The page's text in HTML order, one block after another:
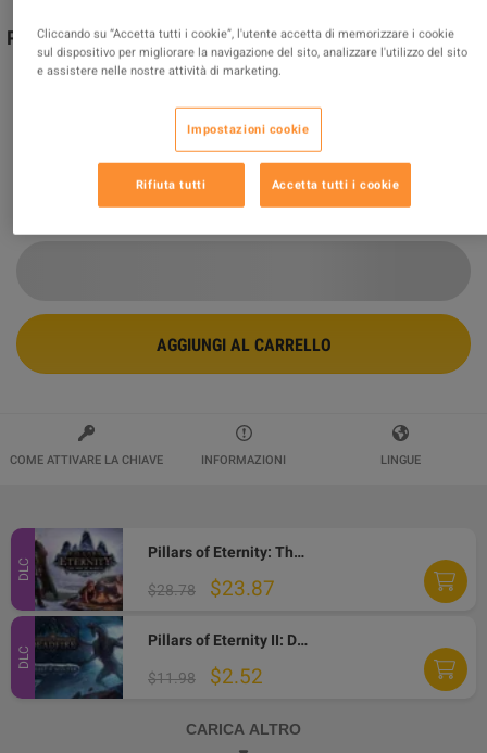
Pillars of Eternity II: Deadfire - Explorer's Pack DLC PC
Steam CD Key
delle valutazioni in 413165 è
$6.66 $17.98
AGGIUNGI AL CARRELLO
COME ATTIVARE LA CHIAVE INFORMAZIONI LINGUE
DLC
Pillars of Eternity: The White March Expansion Pass Steam Gift
$28.78 $23.87
DLC
Pillars of Eternity II: Deadfire - Beast of Winter DLC Steam CD Key
$11.98 $2.52
CARICA ALTRO
Cliccando su “Accetta tutti i cookie”, l'utente accetta di memorizzare i cookie
sul dispositivo per migliorare la navigazione del sito, analizzare l'utilizzo del sito
e assistere nelle nostre attività di marketing.
Impostazioni cookie
Rifiuta tutti Accetta tutti i cookie